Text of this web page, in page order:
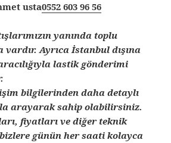
usta0552 603 96 56
yanında toplu
vardır. Ayrıca İstanbul dışına
lastik gönderimi
bilgilerinden daha detaylı
arayarak sahip olabilirsiniz.
fiyatları ve diğer teknik
günün her saati kolayca